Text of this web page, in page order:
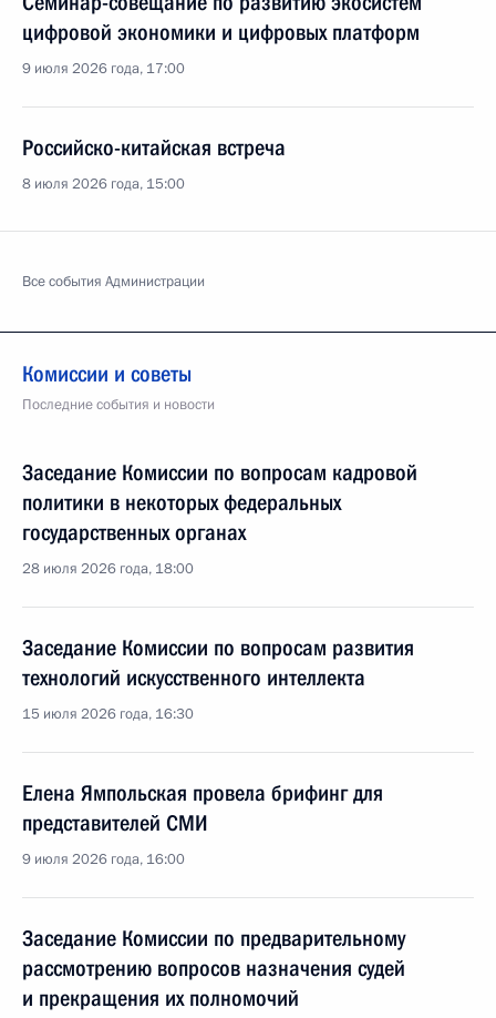
цифровой экономики и цифровых платформ
9 июля 2026 года, 17:00
Российско-китайская встреча
8 июля 2026 года, 15:00
Все события Администрации
Комиссии и советы
Последние события и новости
Заседание Комиссии по вопросам кадровой
политики в некоторых федеральных
государственных органах
28 июля 2026 года, 18:00
Заседание Комиссии по вопросам развития
технологий искусственного интеллекта
15 июля 2026 года, 16:30
Елена Ямпольская провела брифинг для
представителей СМИ
9 июля 2026 года, 16:00
Заседание Комиссии по предварительному
рассмотрению вопросов назначения судей
и прекращения их полномочий